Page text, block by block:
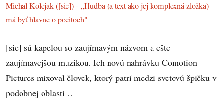
Michal Kolejak ([sic]) - ,,Hudba (a text ako jej komplexná zložka)
má byť hlavne o pocitoch"
[sic] sú kapelou so zaujímavým názvom a ešte
zaujímavejšou muzikou. Ich novú nahrávku Comotion
Pictures mixoval človek, ktorý patrí medzi svetovú špičku v
podobnej oblasti…